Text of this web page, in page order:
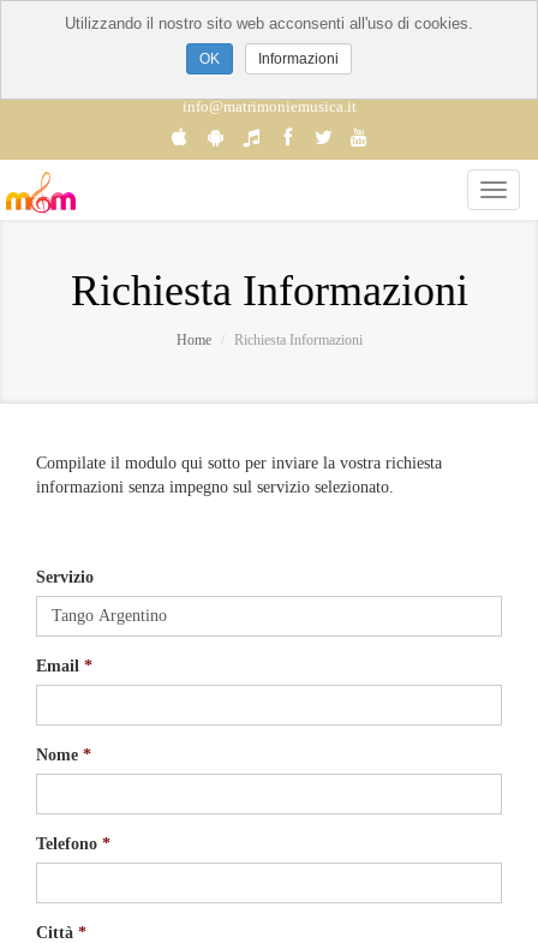
info@matrimoniemusica.it
Richiesta Informazioni
Home Richiesta Informazioni
Compilate il modulo qui sotto per inviare la vostra richiesta
informazioni senza impegno sul servizio selezionato.
Servizio
Email
Nome
Telefono
Città
Utilizzando il nostro sito web acconsenti all'uso di cookies.
Informazioni